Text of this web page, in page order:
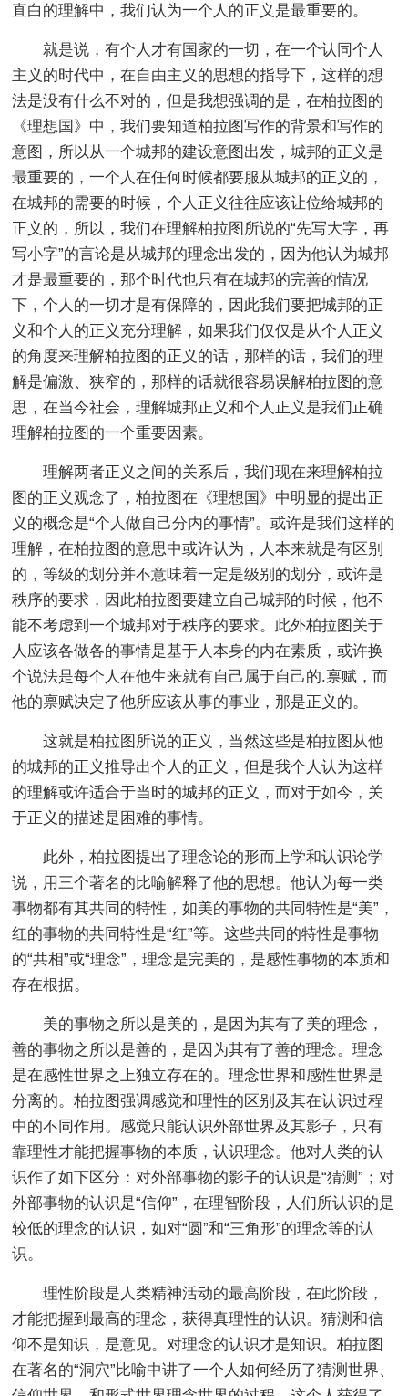
直白的理解中，我们认为一个人的正义是最重要的。
就是说，有个人才有国家的一切，在一个认同个人
主义的时代中，在自由主义的思想的指导下，这样的想
法是没有什么不对的，但是我想强调的是，在柏拉图的
《理想国》中，我们要知道柏拉图写作的背景和写作的
意图，所以从一个城邦的建设意图出发，城邦的正义是
最重要的，一个人在任何时候都要服从城邦的正义的，
在城邦的需要的时候，个人正义往往应该让位给城邦的
正义的，所以，我们在理解柏拉图所说的“先写大字，再
写小字”的言论是从城邦的理念出发的，因为他认为城邦
才是最重要的，那个时代也只有在城邦的完善的情况
下，个人的一切才是有保障的，因此我们要把城邦的正
义和个人的正义充分理解，如果我们仅仅是从个人正义
的角度来理解柏拉图的正义的话，那样的话，我们的理
解是偏激、狭窄的，那样的话就很容易误解柏拉图的意
思，在当今社会，理解城邦正义和个人正义是我们正确
理解柏拉图的一个重要因素。
理解两者正义之间的关系后，我们现在来理解柏拉
图的正义观念了，柏拉图在《理想国》中明显的提出正
义的概念是“个人做自己分内的事情”。或许是我们这样的
理解，在柏拉图的意思中或许认为，人本来就是有区别
的，等级的划分并不意味着一定是级别的划分，或许是
秩序的要求，因此柏拉图要建立自己城邦的时候，他不
能不考虑到一个城邦对于秩序的要求。此外柏拉图关于
人应该各做各的事情是基于人本身的内在素质，或许换
个说法是每个人在他生来就有自己属于自己的.禀赋，而
他的禀赋决定了他所应该从事的事业，那是正义的。
这就是柏拉图所说的正义，当然这些是柏拉图从他
的城邦的正义推导出个人的正义，但是我个人认为这样
的理解或许适合于当时的城邦的正义，而对于如今，关
于正义的描述是困难的事情。
此外，柏拉图提出了理念论的形而上学和认识论学
说，用三个著名的比喻解释了他的思想。他认为每一类
事物都有其共同的特性，如美的事物的共同特性是“美”，
红的事物的共同特性是“红”等。这些共同的特性是事物
的“共相”或“理念”，理念是完美的，是感性事物的本质和
存在根据。
美的事物之所以是美的，是因为其有了美的理念，
善的事物之所以是善的，是因为其有了善的理念。理念
是在感性世界之上独立存在的。理念世界和感性世界是
分离的。柏拉图强调感觉和理性的区别及其在认识过程
中的不同作用。感觉只能认识外部世界及其影子，只有
靠理性才能把握事物的本质，认识理念。他对人类的认
识作了如下区分：对外部事物的影子的认识是“猜测”；对
外部事物的认识是“信仰”，在理智阶段，人们所认识的是
较低的理念的认识，如对“圆”和“三角形”的理念等的认
识。
理性阶段是人类精神活动的最高阶段，在此阶段，
才能把握到最高的理念，获得真理性的认识。猜测和信
仰不是知识，是意见。对理念的认识才是知识。柏拉图
在著名的“洞穴”比喻中讲了一个人如何经历了猜测世界、